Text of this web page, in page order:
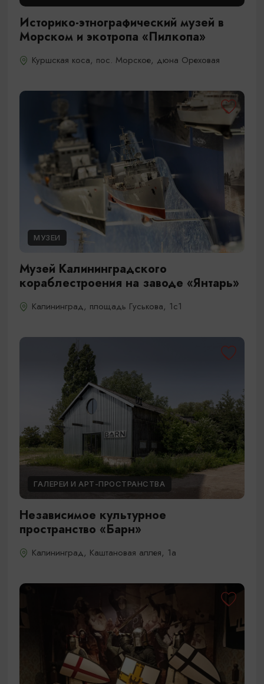
Историко-этнографический музей в
Морском и экотропа «Пилкопа»
Куршская коса, пос. Морское, дюна Ореховая
МУЗЕИ
Музей Калининградского
кораблестроения на заводе «Янтарь»
Калининград, площадь Гуськова, 1с1
ГАЛЕРЕИ И АРТ-ПРОСТРАНСТВА
Независимое культурное
пространство «Барн»
Калининград, Каштановая аллея, 1а